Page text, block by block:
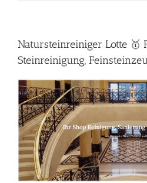
Natursteinreiniger Lotte 🥇
Steinreinigung,